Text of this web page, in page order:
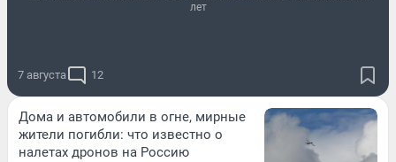
лет
7 августа 12
Дома и автомобили в огне, мирные
жители погибли: что известно о
налетах дронов на Россию